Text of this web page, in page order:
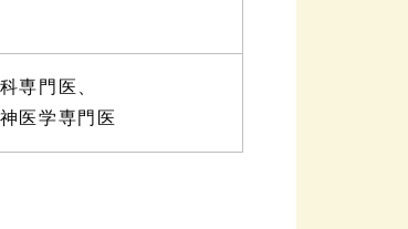
専門医、
医学専門医